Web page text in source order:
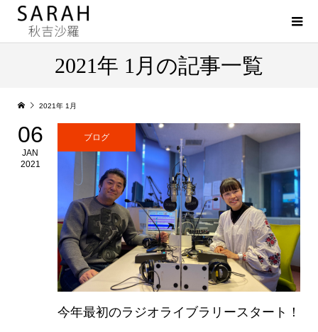
2021年 1月の記事一覧
2021年 1月
06
JAN
2021
ブログ
今年最初のラジオライブラリースタート！